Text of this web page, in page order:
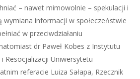
– nawet mimowolnie – spekulacji i
wymiana informacji w społeczeństwie
w przeciwdziałaniu
dr Paweł Kobes z Instytutu
Resocjalizacji Uniwersytetu
referacie Luiza Sałapa, Rzecznik